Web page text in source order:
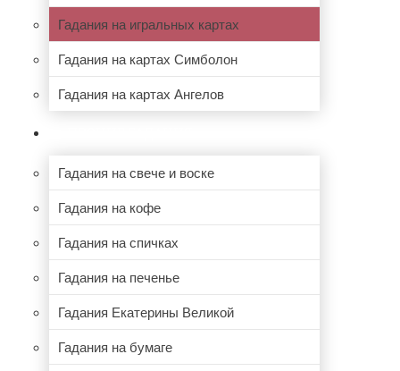
Гадания на игральных картах
Гадания на картах Симболон
Гадания на картах Ангелов
Гадания на свече и воске
Гадания на кофе
Гадания на спичках
Гадания на печенье
Гадания Екатерины Великой
Гадания на бумаге